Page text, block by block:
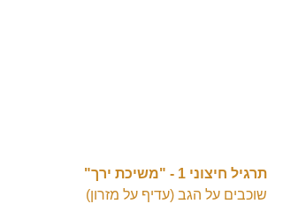
תרגיל חיצוני 1 - "משיכת ירך"
שוכבים על הגב (עדיף על מזרון)